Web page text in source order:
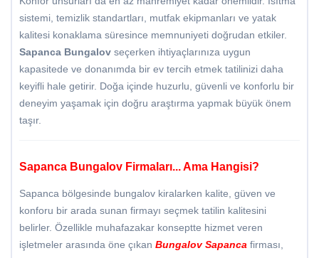
sistemi, temizlik standartları, mutfak ekipmanları ve yatak
kalitesi konaklama süresince memnuniyeti doğrudan etkiler.
Sapanca Bungalov seçerken ihtiyaçlarınıza uygun
kapasitede ve donanımda bir ev tercih etmek tatilinizi daha
keyifli hale getirir. Doğa içinde huzurlu, güvenli ve konforlu bir
deneyim yaşamak için doğru araştırma yapmak büyük önem
taşır.
Sapanca Bungalov Firmaları... Ama Hangisi?
Sapanca bölgesinde bungalov kiralarken kalite, güven ve
konforu bir arada sunan firmayı seçmek tatilin kalitesini
belirler. Özellikle muhafazakar konseptte hizmet veren
işletmeler arasında öne çıkan Bungalov Sapanca firması,